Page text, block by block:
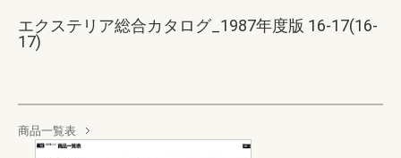
エクステリア総合カタログ_1987年度版 16-17(16-
17)
商品一覧表